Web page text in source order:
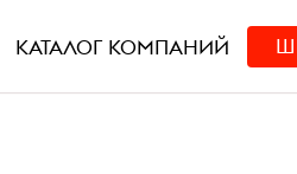
КАТАЛОГ КОМПАНИЙ